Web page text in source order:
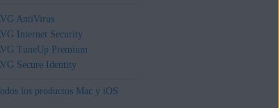
AntiVirus
Internet Security
TuneUp Premium
Secure Identity
los productos Mac y iOS